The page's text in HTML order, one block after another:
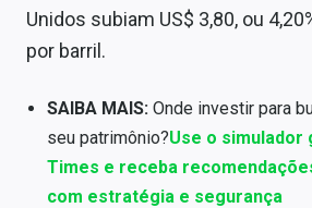
Contato
Unidos subiam US$ 3,80, ou
por barril.
SAIBA MAIS:Onde investir para
seu patrimônio?Use o simulador
Times e receba
com estratégia e segurança